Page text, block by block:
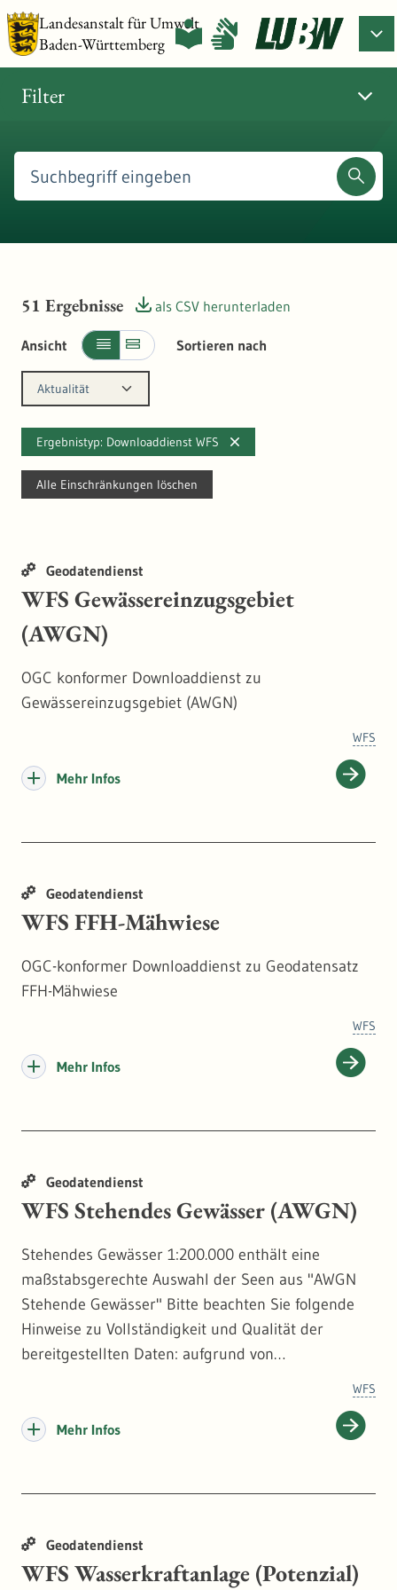
Landesanstalt für Umwelt
Baden-Württemberg
Filter
51 Ergebnisse als CSV herunterladen
Ansicht Sortieren nach
Aktualität
Ergebnistyp: Downloaddienst WFS
Alle Einschränkungen löschen
Geodatendienst
WFS Gewässereinzugsgebiet
(AWGN)
OGC konformer Downloaddienst zu
Gewässereinzugsgebiet (AWGN)
WFS
Mehr Infos
Geodatendienst
WFS FFH-Mähwiese
OGC-konformer Downloaddienst zu Geodatensatz
FFH-Mähwiese
WFS
Mehr Infos
Geodatendienst
WFS Stehendes Gewässer (AWGN)
Stehendes Gewässer 1:200.000 enthält eine
maßstabsgerechte Auswahl der Seen aus "AWGN
Stehende Gewässer" Bitte beachten Sie folgende
Hinweise zu Vollständigkeit und Qualität der
bereitgestellten Daten: aufgrund von
Fachobjekten kommt es vereinzelt zu nicht validen
Geometrien gemäß OGC-Schema-Validierung. Da
Toleranzbereich als auch in der topologischen
Erfassung Ungenauigkeiten (bspw. durch Dritt-
WFS
Mehr Infos
Geodatendienst
WFS Wasserkraftanlage (Potenzial)